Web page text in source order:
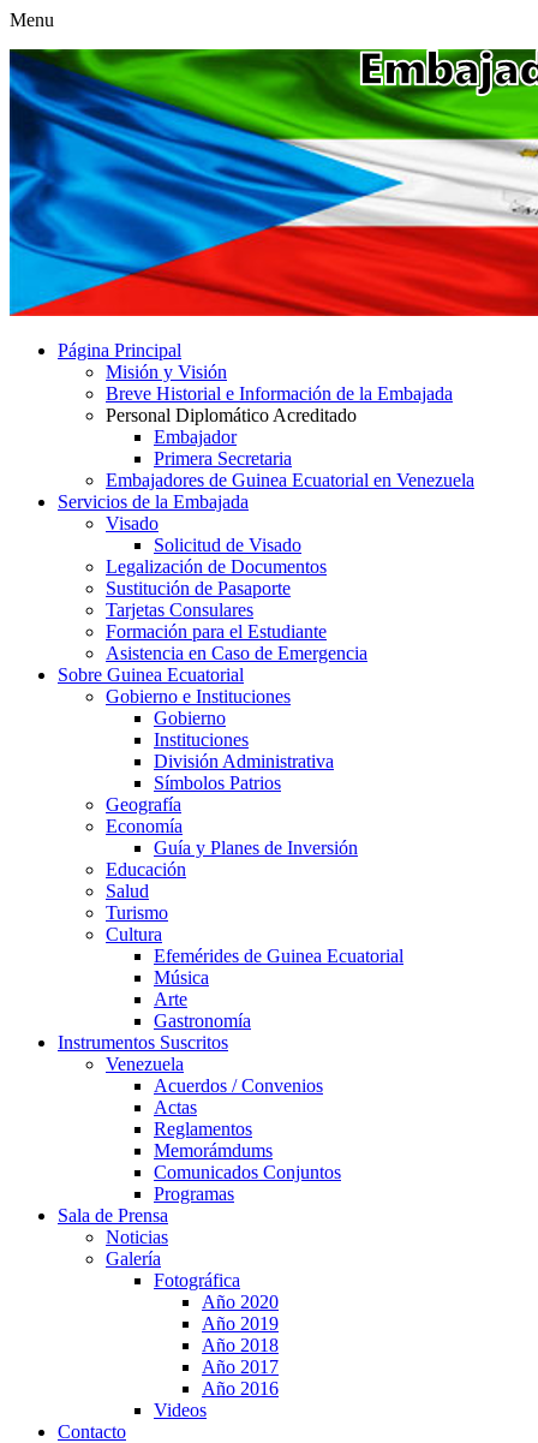
Menu
Página Principal
Misión y Visión
Breve Historial e Información de la Embajada
Personal Diplomático Acreditado
Embajador
Primera Secretaria
Embajadores de Guinea Ecuatorial en Venezuela
Servicios de la Embajada
Visado
Solicitud de Visado
Legalización de Documentos
Sustitución de Pasaporte
Tarjetas Consulares
Formación para el Estudiante
Asistencia en Caso de Emergencia
Sobre Guinea Ecuatorial
Gobierno e Instituciones
Gobierno
Instituciones
División Administrativa
Símbolos Patrios
Geografía
Economía
Guía y Planes de Inversión
Educación
Salud
Turismo
Cultura
Efemérides de Guinea Ecuatorial
Música
Arte
Gastronomía
Instrumentos Suscritos
Venezuela
Acuerdos / Convenios
Actas
Reglamentos
Memorámdums
Comunicados Conjuntos
Programas
Sala de Prensa
Noticias
Galería
Fotográfica
Año 2020
Año 2019
Año 2018
Año 2017
Año 2016
Videos
Contacto